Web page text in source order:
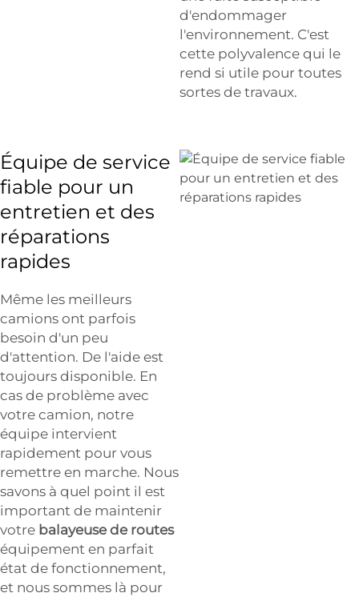
d'endommager
l'environnement. C'est
cette polyvalence qui le
rend si utile pour toutes
sortes de travaux.
Équipe de service
fiable pour un
entretien et des
réparations
rapides
Même les meilleurs
camions ont parfois
besoin d'un peu
d'attention. De l'aide est
toujours disponible. En
cas de problème avec
votre camion, notre
équipe intervient
rapidement pour vous
remettre en marche. Nous
savons à quel point il est
important de maintenir
votre balayeuse de routes
équipement en parfait
état de fonctionnement,
et nous sommes là pour